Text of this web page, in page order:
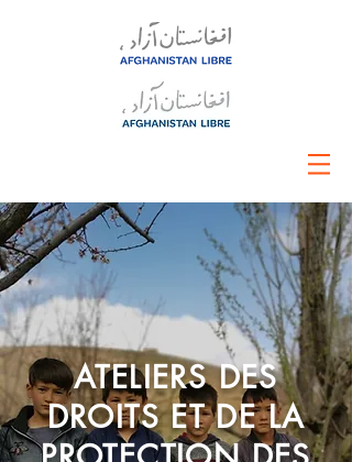
ATELIERS DES
DROITS ET DE LA